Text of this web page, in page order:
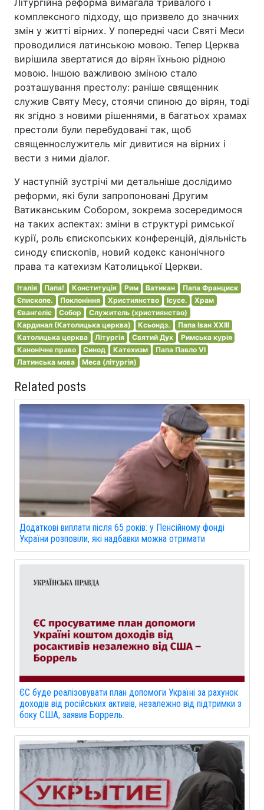
Літургійна реформа вимагала тривалого і
комплексного підходу, що призвело до значних
змін у житті вірних. У попередні часи Святі Меси
проводилися латинською мовою. Тепер Церква
вирішила звертатися до вірян їхньою рідною
мовою. Іншою важливою зміною стало
розташування престолу: раніше священник
служив Святу Месу, стоячи спиною до вірян, тоді
як згідно з новими рішеннями, в багатьох храмах
престоли були перебудовані так, щоб
священнослужитель міг дивитися на вірних і
вести з ними діалог.
У наступній зустрічі ми детальніше дослідимо
реформи, які були запропоновані Другим
Ватиканським Собором, зокрема зосередимося
на таких аспектах: зміни в структурі римської
курії, роль єпископських конференцій, діяльність
синоду єпископів, новий кодекс канонічного
права та катехизм Католицької Церкви.
Італія Папа! Конституція Рим Ватикан
Папа Франциск
Єпископе.
Поклоніння Християнство Ісусе.
Храм
Євангеліє
Собор
Служитель (християнство)
Кардинал (Католицька церква)
Ксьондз.
Папа Іван ХХІІІ
Католицька церква
Літургія Святий Дух
Римська курія
Канонічне право
Синод Катехизм
Папа Павло VI
Латинська мова
Меса (літургія)
Related posts
Додаткові виплати після 65 років: у Пенсійному фонді
України розповіли, які надбавки можна отримати
ЄС буде реалізовувати план допомоги Україні за рахунок
доходів від російських активів, незалежно від підтримки з
боку США, заявив Боррель.